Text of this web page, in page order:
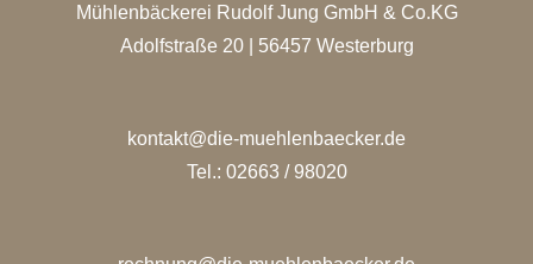
Mühlenbäckerei Rudolf Jung GmbH & Co.KG
Adolfstraße 20 | 56457 Westerburg
kontakt@die-muehlenbaecker.de
Tel.: 02663 / 98020